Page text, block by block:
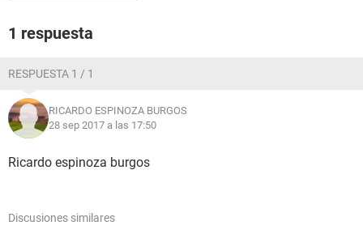
1 respuesta
RESPUESTA 1 / 1
RICARDO ESPINOZA BURGOS
28 sep 2017 a las 17:50
Ricardo espinoza burgos
Discusiones similares